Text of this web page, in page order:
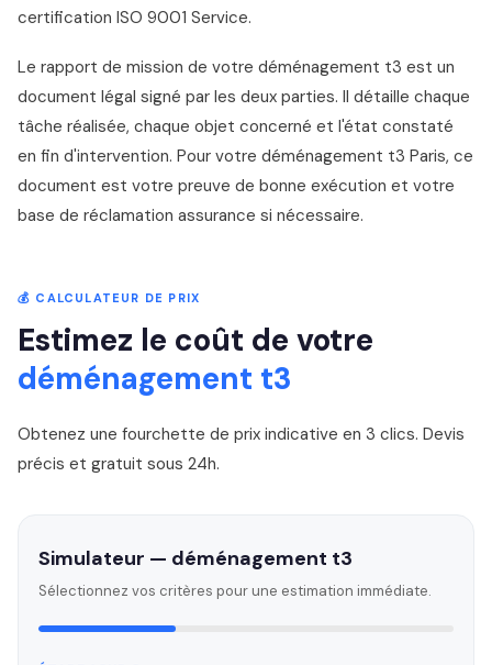
certification ISO 9001 Service.
Le rapport de mission de votre déménagement t3 est un
document légal signé par les deux parties. Il détaille chaque
tâche réalisée, chaque objet concerné et l'état constaté
en fin d'intervention. Pour votre déménagement t3 Paris, ce
document est votre preuve de bonne exécution et votre
base de réclamation assurance si nécessaire.
💰 CALCULATEUR DE PRIX
Estimez le coût de votre
déménagement t3
Obtenez une fourchette de prix indicative en 3 clics. Devis
précis et gratuit sous 24h.
Simulateur — déménagement t3
Sélectionnez vos critères pour une estimation immédiate.